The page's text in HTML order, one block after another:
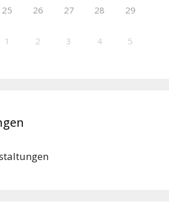
25 26 27 28 29
1 2 3 4 5